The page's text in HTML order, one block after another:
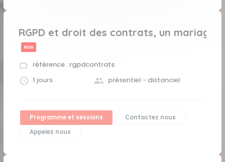
RGPD et droit des contrats, un mariage
référence : rgpdcontrats
1 jours
présentiel - distanciel
Programme et sessions
Contactez nous
Appelez nous